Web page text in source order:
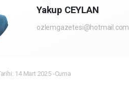
Yakup CEYLAN
ozlemgazetesi@hotmail.com
14 Mart 2025 -Cuma